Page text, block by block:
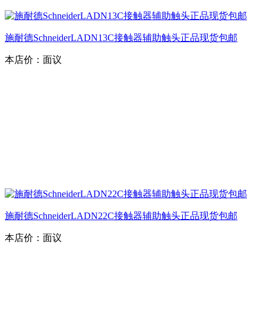
施耐德SchneiderLADN13C接触器辅助触头正品现货包邮
本店价： 面议
施耐德SchneiderLADN22C接触器辅助触头正品现货包邮
本店价： 面议